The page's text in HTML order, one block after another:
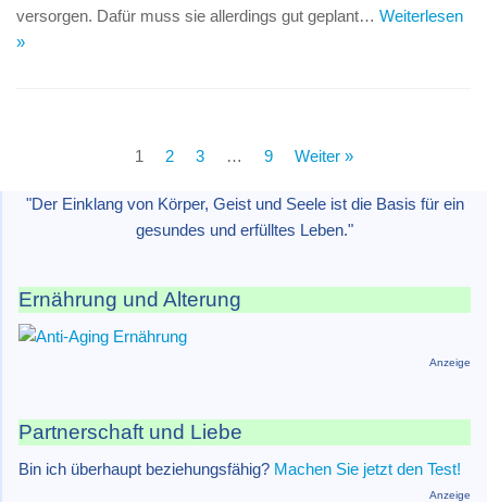
versorgen. Dafür muss sie allerdings gut geplant… Weiterlesen
»
1 2 3 … 9 Weiter »
"Der Einklang von Körper, Geist und Seele ist die Basis für ein
gesundes und erfülltes Leben."
Ernährung und Alterung
Anzeige
Partnerschaft und Liebe
Bin ich überhaupt beziehungsfähig? Machen Sie jetzt den Test!
Anzeige